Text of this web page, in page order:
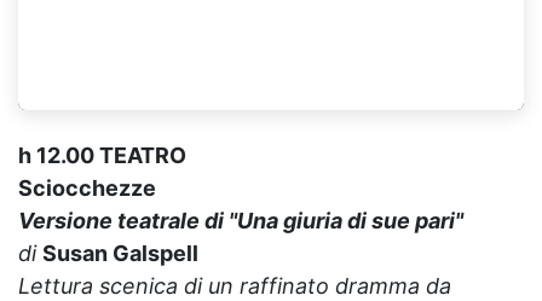
h 12.00 TEATRO
Sciocchezze
Versione teatrale di "Una giuria di sue pari"
diSusan Galspell
Lettura scenica di un raffinato dramma da